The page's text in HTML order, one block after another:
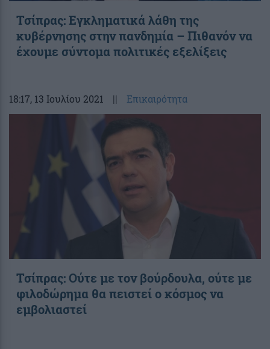
Τσίπρας: Εγκληματικά λάθη της
κυβέρνησης στην πανδημία – Πιθανόν να
έχουμε σύντομα πολιτικές εξελίξεις
18:17, 13 Ιουλίου 2021 || Επικαιρότητα
Τσίπρας: Ούτε με τον βούρδουλα, ούτε με
φιλοδώρημα θα πειστεί ο κόσμος να
εμβολιαστεί